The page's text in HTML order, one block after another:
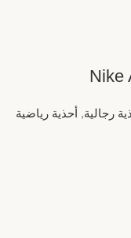
Nike
رجالية, أحذية رياضية